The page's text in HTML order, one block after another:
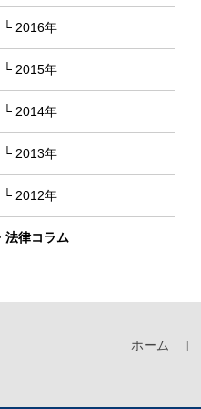
2016年
2015年
2014年
2013年
2012年
法律コラム
ホーム